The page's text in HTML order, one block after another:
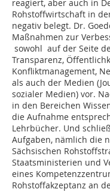
reagiert, aber auch in
Rohstoffwirtschaft in
negativ belegt. Dr.
Maßnahmen zur
sowohl auf der Seite
Transparenz,
Konfliktmanagement,
als auch der Medien
sozialer Medien) vor.
in den Bereichen
die Aufnahme
Lehrbücher. Und
Aufgaben, nämlich die
Sächsischen
Staatsministerien und
eines
Rohstoffakzeptanz an